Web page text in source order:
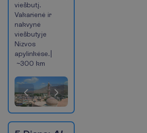
viešbutį.
Vakarienė ir
nakvynė
viešbutyje
Nizvos
apylinkėse.|
~300 km
(Šiuo
metu
esanti
skaidrė)
Pasiūlymas
1